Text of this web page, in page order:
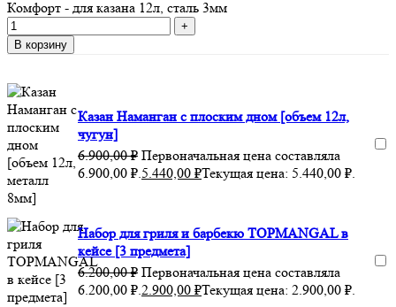
Комфорт - для казана 12л, сталь 3мм
В корзину
Казан Наманган с плоским дном [объем 12л,
чугун]
6.900,00₽ Первоначальная цена составляла
6.900,00 ₽.5.440,00 ₽Текущая цена: 5.440,00 ₽.
Набор для гриля и барбекю TOPMANGAL в
кейсе [3 предмета]
6.200,00₽ Первоначальная цена составляла
6.200,00 ₽.2.900,00 ₽Текущая цена: 2.900,00 ₽.